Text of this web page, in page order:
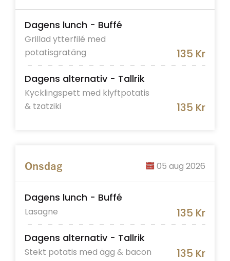
Dagens lunch - Buffé
Grillad ytterfilé med
potatisgratäng
135 Kr
Dagens alternativ - Tallrik
Kycklingspett med klyftpotatis
& tzatziki
135 Kr
Onsdag 05 aug 2026
Dagens lunch - Buffé
Lasagne 135 Kr
Dagens alternativ - Tallrik
Stekt potatis med ägg & bacon 135 Kr